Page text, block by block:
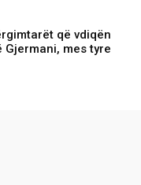
që vdiqën
Gjermani, mes tyre